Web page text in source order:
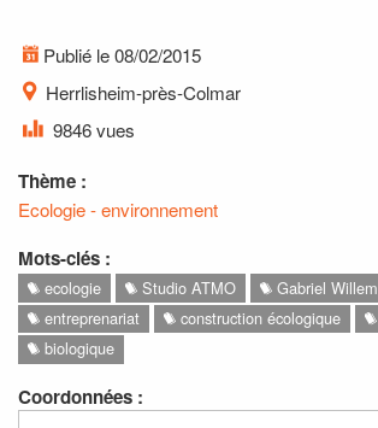
Publié le 08/02/2015
Herrlisheim-près-Colmar
9846 vues
Thème :
Ecologie - environnement
Mots-clés :
ecologie Studio ATMO
Gabriel Willem
entreprenariat
construction écologique
biologique
Coordonnées :